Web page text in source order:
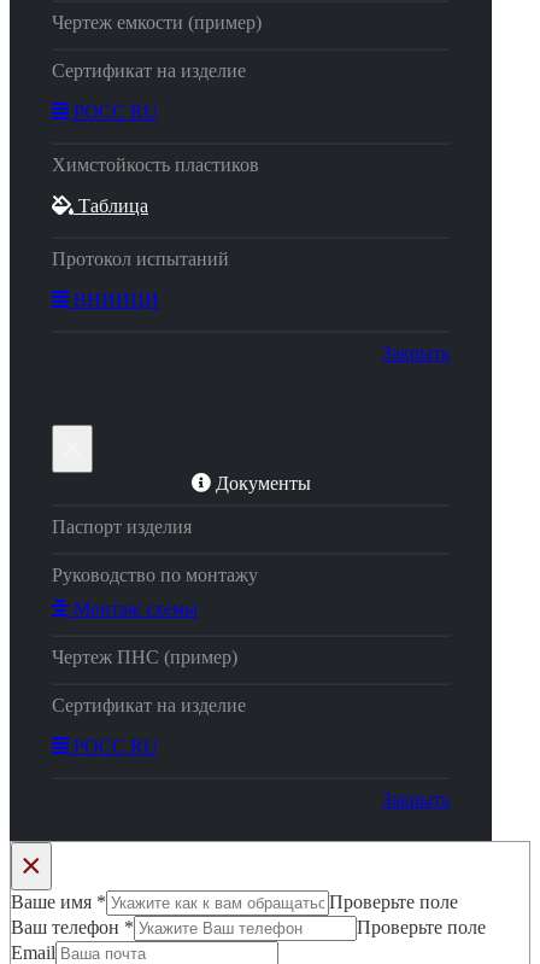
Чертеж емкости (пример)
Сертификат на изделие
РОСС RU
Химстойкость пластиков
Таблица
Протокол испытаний
ВНИИЦИ
Закрыть
Документы
Паспорт изделия
Руководство по монтажу
Монтаж схемы
Чертеж ПНС (пример)
Сертификат на изделие
РОСС RU
Закрыть
×
Ваше имя *
Проверьте поле
Ваш телефон *
Проверьте поле
Email